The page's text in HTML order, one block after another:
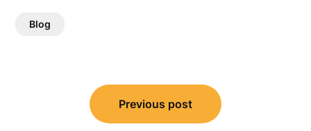
Blog
navigation
Previous post